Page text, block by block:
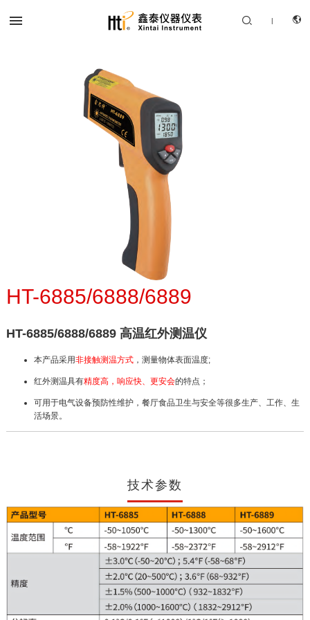
产品中心
解决方案
服务支持
关于我们
联系我们
 | 
HT-6885/6888/6889
HT-6885/6888/6889 高温红外测温仪
本产品采用非接触测温方式，测量物体表面温度;
红外测温具有精度高，响应快、更安会的特点；
可用于电气设备预防性维护，餐厅食品卫生与安全等很多生产、工作、生
活场景。
技术参数